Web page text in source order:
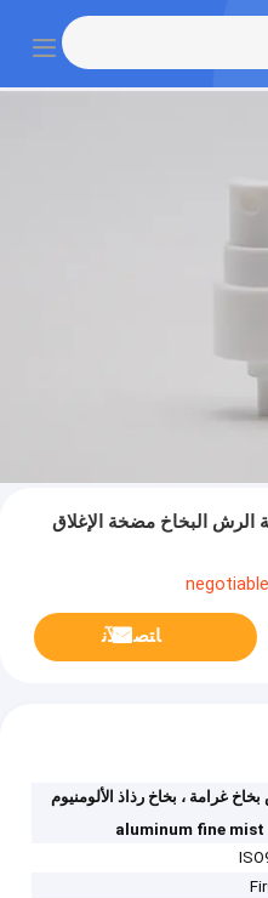
الرش البخاخ مضخة الإغلاق
ﺎﺘﺼﻟ ﺍﻶﻧ
غرامة ، بخاخ رذاذ الألومنيوم
aluminum fine mist